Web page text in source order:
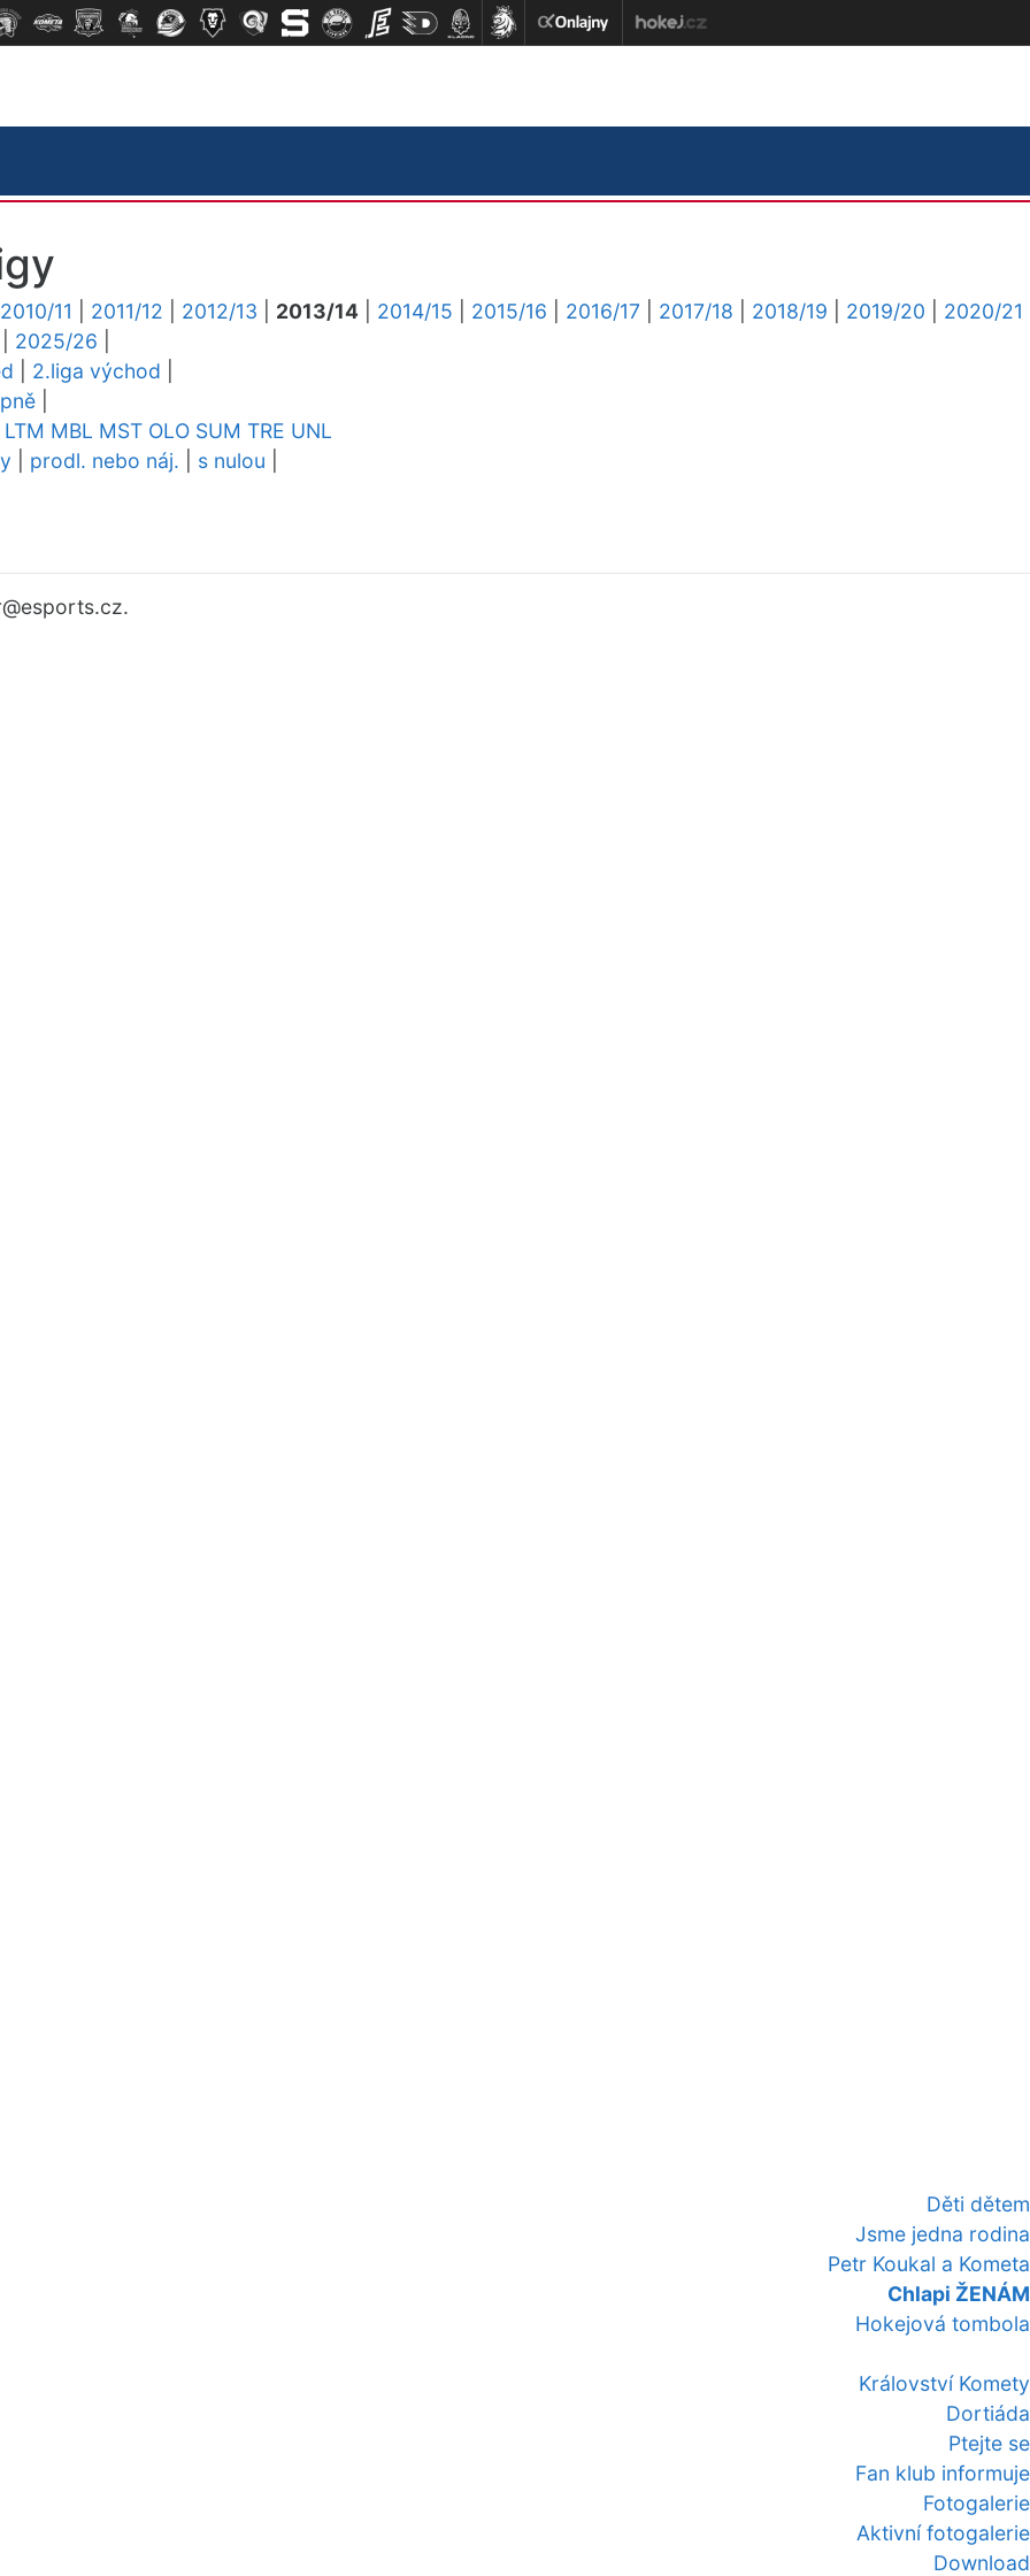
Děti dětem
Jsme jedna rodina
Petr Koukal a Kometa
Chlapi ŽENÁM
Hokejová tombola
Království Komety
Dortiáda
Ptejte se
Fan klub informuje
Fotogalerie
Aktivní fotogalerie
Download
2010/11 2011/12 2012/13 2013/14 2014/15 2015/16 2016/17 2017/18 2018/19 2019/20
2020/21
2025/26
2.liga východ
LTM MBL MST OLO SUM TRE UNL
prodl. nebo náj. s nulou
@esports.cz.